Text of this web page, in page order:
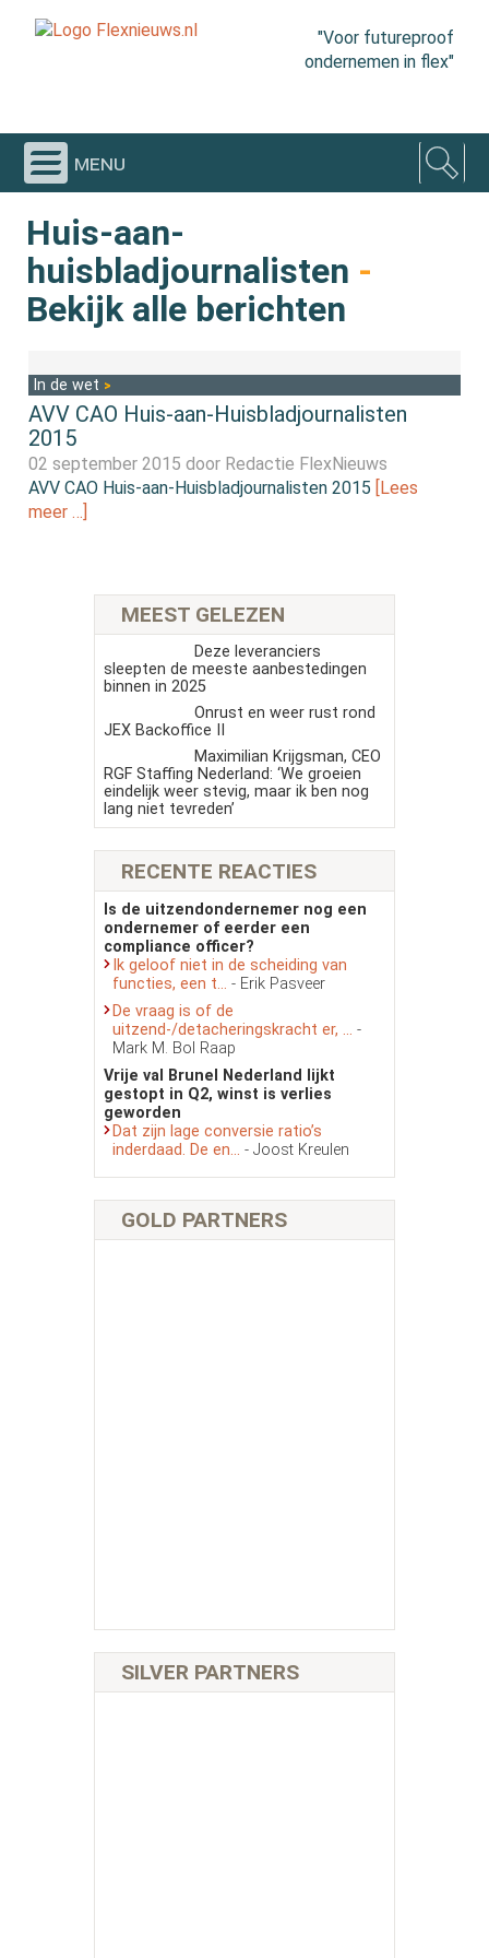
"Voor futureproof
ondernemen in flex"
menu
Huis-aan-
huisbladjournalisten -
Bekijk alle berichten
In de wet
AVV CAO Huis-aan-Huisbladjournalisten
2015
02 september 2015 door Redactie FlexNieuws
AVV CAO Huis-aan-Huisbladjournalisten 2015 [Lees
meer …]
MEEST GELEZEN
Deze leveranciers
sleepten de meeste aanbestedingen
binnen in 2025
Onrust en weer rust rond
JEX Backoffice II
Maximilian Krijgsman, CEO
RGF Staffing Nederland: ‘We groeien
eindelijk weer stevig, maar ik ben nog
lang niet tevreden’
RECENTE REACTIES
Is de uitzendondernemer nog een
ondernemer of eerder een
compliance officer?
Ik geloof niet in de scheiding van
functies, een t... - Erik Pasveer
De vraag is of de
uitzend-/detacheringskracht er, ... -
Mark M. Bol Raap
Vrije val Brunel Nederland lijkt
gestopt in Q2, winst is verlies
geworden
Dat zijn lage conversie ratio’s
inderdaad. De en... - Joost Kreulen
GOLD PARTNERS
SILVER PARTNERS